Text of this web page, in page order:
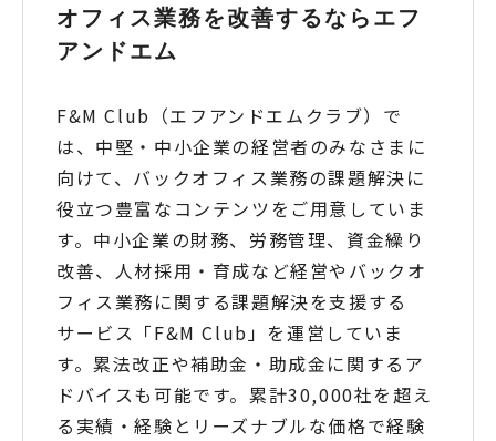
オフィス業務を改善するならエフ
アンドエム
F&M Club（エフアンドエムクラブ）で
は、中堅・中小企業の経営者のみなさまに
向けて、バックオフィス業務の課題解決に
役立つ豊富なコンテンツをご用意していま
す。中小企業の財務、労務管理、資金繰り
改善、人材採用・育成など経営やバックオ
フィス業務に関する課題解決を支援する
サービス「F&M Club」を運営していま
す。累法改正や補助金・助成金に関するア
ドバイスも可能です。累計30,000社を超え
る実績・経験とリーズナブルな価格で経験